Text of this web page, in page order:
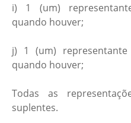
i) 1 (um)
quando houver;
j) 1 (um) representante
quando houver;
Todas as
suplentes.